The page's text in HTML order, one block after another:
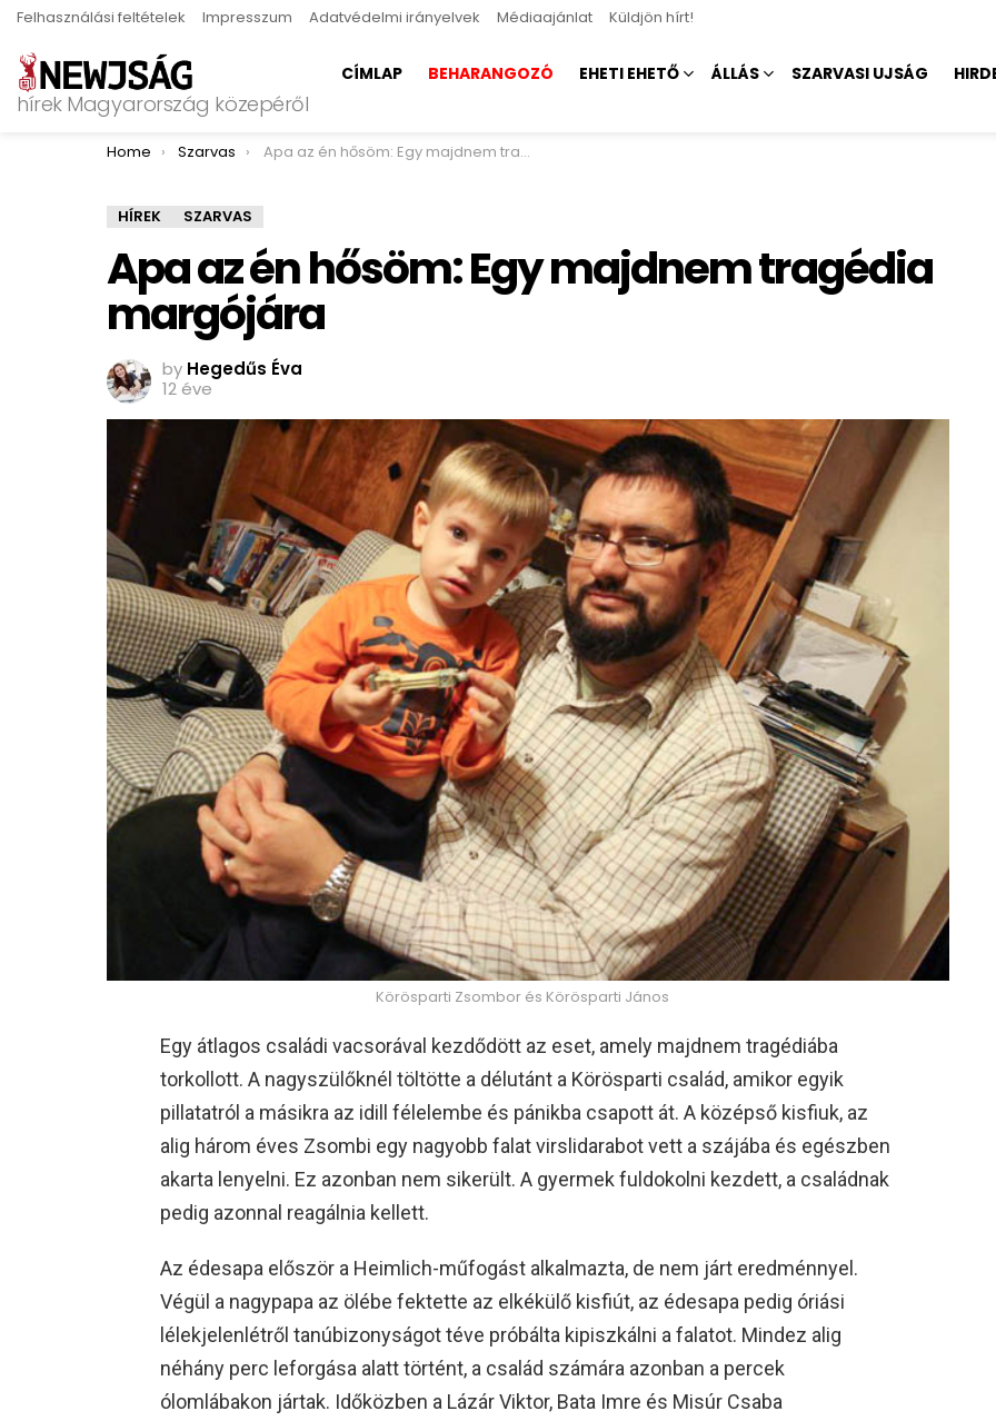
Felhasználási feltételek Impresszum Adatvédelmi irányelvek Médiaajánlat Küldjön hírt!
hírek Magyarország közepéről
CÍMLAP BEHARANGOZÓ EHETI EHETŐ ÁLLÁS SZARVASI UJSÁG
You are here:
Home Szarvas Apa az én hősöm: Egy majdnem tragédia margójára
HÍREK SZARVAS
Apa az én hősöm: Egy majdnem tragédia
margójára
by Hegedűs Éva
12 éve
Körösparti Zsombor és Körösparti János
Egy átlagos családi vacsorával kezdődött az eset, amely majdnem tragédiába
torkollott. A nagyszülőknél töltötte a délutánt a Körösparti család, amikor egyik
pillatatról a másikra az idill félelembe és pánikba csapott át. A középső kisfiuk, az
alig három éves Zsombi egy nagyobb falat virslidarabot vett a szájába és egészben
akarta lenyelni. Ez azonban nem sikerült. A gyermek fuldokolni kezdett, a családnak
pedig azonnal reagálnia kellett.
Az édesapa először a Heimlich-műfogást alkalmazta, de nem járt eredménnyel.
Végül a nagypapa az ölébe fektette az elkékülő kisfiút, az édesapa pedig óriási
lélekjelenlétről tanúbizonyságot téve próbálta kipiszkálni a falatot. Mindez alig
néhány perc leforgása alatt történt, a család számára azonban a percek
ólomlábakon jártak. Időközben a Lázár Viktor, Bata Imre és Misúr Csaba